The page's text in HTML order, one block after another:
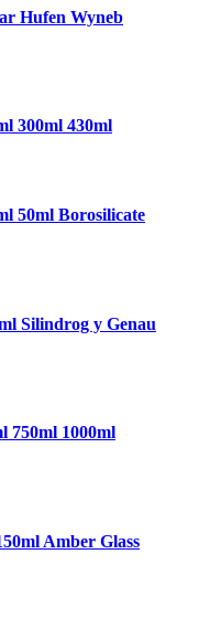
Hufen Wyneb
300ml 430ml
50ml Borosilicate
Silindrog y Genau
750ml 1000ml
Amber Glass